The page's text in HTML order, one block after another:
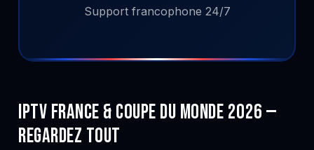
Support francophone 24/7
IPTV France & Coupe du Monde 2026 —
Regardez Tout